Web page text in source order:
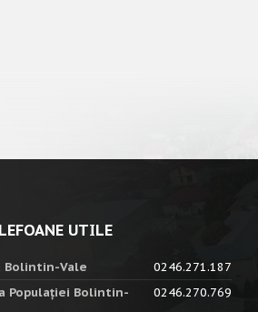
UTILE
Bolintin-Vale
0246.271.187
Populației Bolintin-
0246.270.769